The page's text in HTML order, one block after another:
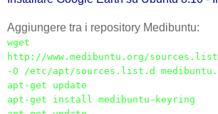
Aggiungere tra i repository Medibuntu:
wget
http://www.medibuntu.org/
-O /etc/apt/sources.list.d
apt-get update
apt-get install medibuntu-keyring